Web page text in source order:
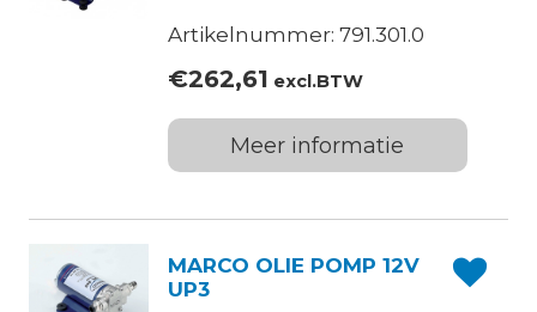
Artikelnummer: 791.301.0
€262,61 excl.BTW
Meer informatie
MARCO OLIE POMP 12V
UP3